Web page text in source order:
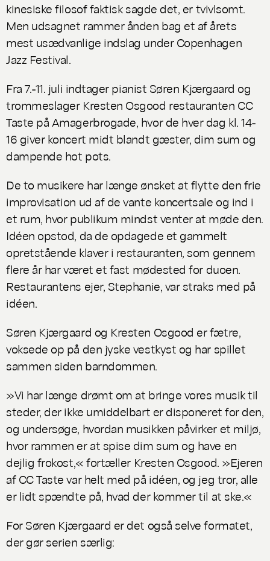
kinesiske filosof faktisk sagde det, er tvivlsomt.
Men udsagnet rammer ånden bag et af årets
mest usædvanlige indslag under Copenhagen
Jazz Festival.
Fra 7.-11. juli indtager pianist Søren Kjærgaard og
trommeslager Kresten Osgood restauranten CC
Taste på Amagerbrogade, hvor de hver dag kl. 14-
16 giver koncert midt blandt gæster, dim sum og
dampende hot pots.
De to musikere har længe ønsket at flytte den frie
improvisation ud af de vante koncertsale og ind i
et rum, hvor publikum mindst venter at møde den.
Idéen opstod, da de opdagede et gammelt
opretstående klaver i restauranten, som gennem
flere år har været et fast mødested for duoen.
Restaurantens ejer, Stephanie, var straks med på
idéen.
Søren Kjærgaard og Kresten Osgood er fætre,
voksede op på den jyske vestkyst og har spillet
sammen siden barndommen.
»Vi har længe drømt om at bringe vores musik til
steder, der ikke umiddelbart er disponeret for den,
og undersøge, hvordan musikken påvirker et miljø,
hvor rammen er at spise dim sum og have en
dejlig frokost,« fortæller Kresten Osgood. »Ejeren
af CC Taste var helt med på idéen, og jeg tror, alle
er lidt spændte på, hvad der kommer til at ske.«
For Søren Kjærgaard er det også selve formatet,
der gør serien særlig: